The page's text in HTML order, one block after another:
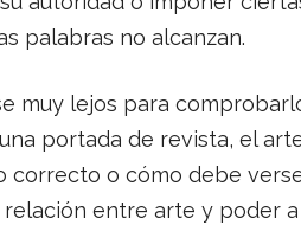
palabras no alcanzan.
muy lejos para
portada de revista, el
correcto o cómo debe
entre arte y poder